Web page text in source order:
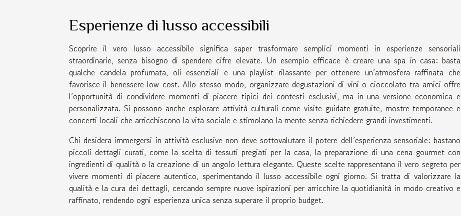
Esperienze di lusso accessibili
Scoprire il vero lusso accessibile significa saper trasformare semplici momenti in esperienze sensoriali
straordinarie, senza bisogno di spendere cifre elevate. Un esempio efficace è creare una spa in casa: basta
qualche candela profumata, oli essenziali e una playlist rilassante per ottenere un’atmosfera raffinata che
favorisce il benessere low cost. Allo stesso modo, organizzare degustazioni di vini o cioccolato tra amici offre
l’opportunità di condividere momenti di piacere tipici dei contesti esclusivi, ma in una versione economica e
personalizzata. Si possono anche esplorare attività culturali come visite guidate gratuite, mostre temporanee e
concerti locali che arricchiscono la vita sociale e stimolano la mente senza richiedere grandi investimenti.
Chi desidera immergersi in attività esclusive non deve sottovalutare il potere dell’esperienza sensoriale: bastano
piccoli dettagli curati, come la scelta di tessuti pregiati per la casa, la preparazione di una cena gourmet con
ingredienti di qualità o la creazione di un angolo lettura elegante. Queste scelte rappresentano il vero segreto per
vivere momenti di piacere autentico, sperimentando il lusso accessibile ogni giorno. Si tratta di valorizzare la
qualità e la cura dei dettagli, cercando sempre nuove ispirazioni per arricchire la quotidianità in modo creativo e
raffinato, rendendo ogni esperienza unica senza superare il proprio budget.